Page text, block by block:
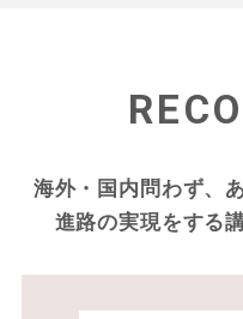
海外・国内問わず、
進路の実現をする